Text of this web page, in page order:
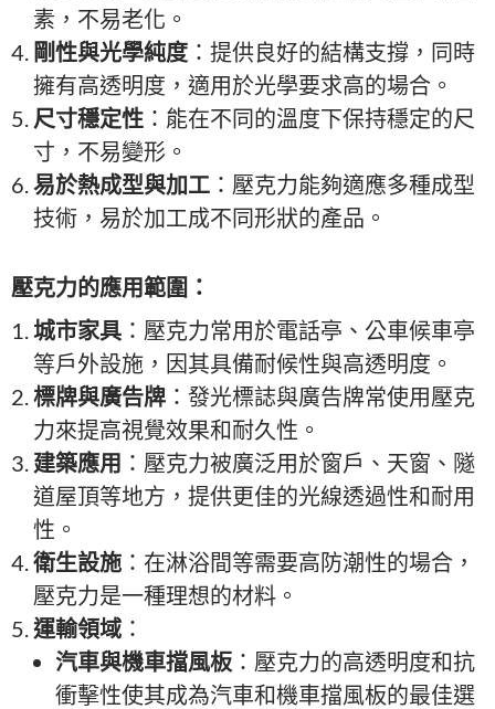
素，不易老化。
剛性與光學純度 ：提供良好的結構支撐，同時
擁有高透明度，適用於光學要求高的場合。
尺寸穩定性 ：能在不同的溫度下保持穩定的尺
寸，不易變形。
易於熱成型與加工 ：壓克力能夠適應多種成型
技術，易於加工成不同形狀的產品。
壓克力的應用範圍：
城市家具 ：壓克力常用於電話亭、公車候車亭
等戶外設施，因其具備耐候性與高透明度。
標牌與廣告牌 ：發光標誌與廣告牌常使用壓克
力來提高視覺效果和耐久性。
建築應用 ：壓克力被廣泛用於窗戶、天窗、隧
道屋頂等地方，提供更佳的光線透過性和耐用
性。
衛生設施 ：在淋浴間等需要高防潮性的場合，
壓克力是一種理想的材料。
運輸領域 ：
汽車與機車擋風板 ：壓克力的高透明度和抗
衝擊性使其成為汽車和機車擋風板的最佳選